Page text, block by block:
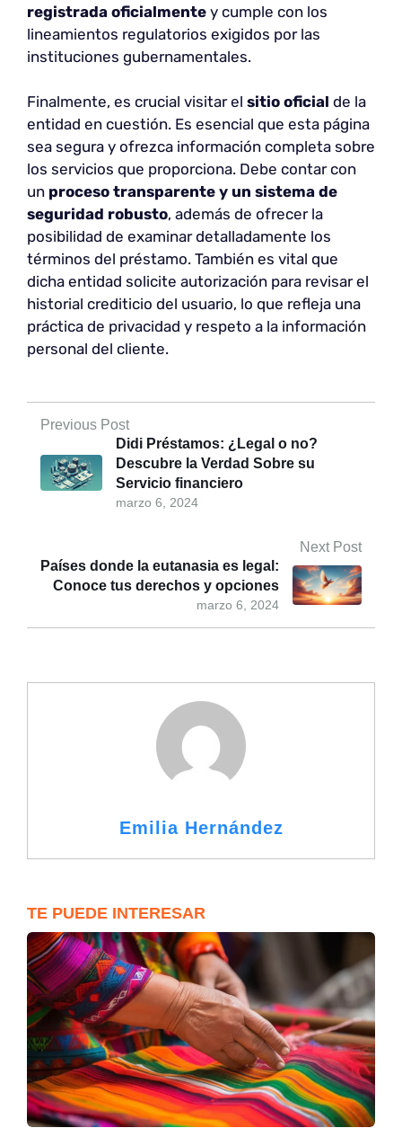
registrada oficialmente y cumple con los
lineamientos regulatorios exigidos por las
instituciones gubernamentales.
Finalmente, es crucial visitar el sitio oficial de la
entidad en cuestión. Es esencial que esta página
sea segura y ofrezca información completa sobre
los servicios que proporciona. Debe contar con
un proceso transparente y un sistema de
seguridad robusto, además de ofrecer la
posibilidad de examinar detalladamente los
términos del préstamo. También es vital que
dicha entidad solicite autorización para revisar el
historial crediticio del usuario, lo que refleja una
práctica de privacidad y respeto a la información
personal del cliente.
Previous Post
marzo 6, 2024
Didi Préstamos: ¿Legal o no?
Descubre la Verdad Sobre su
Servicio financiero
Next Post
marzo 6, 2024
Países donde la eutanasia es legal:
Conoce tus derechos y opciones
Emilia Hernández
TE PUEDE INTERESAR